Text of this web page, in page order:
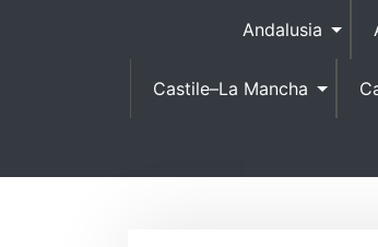
Andalusia
Castile–La Mancha